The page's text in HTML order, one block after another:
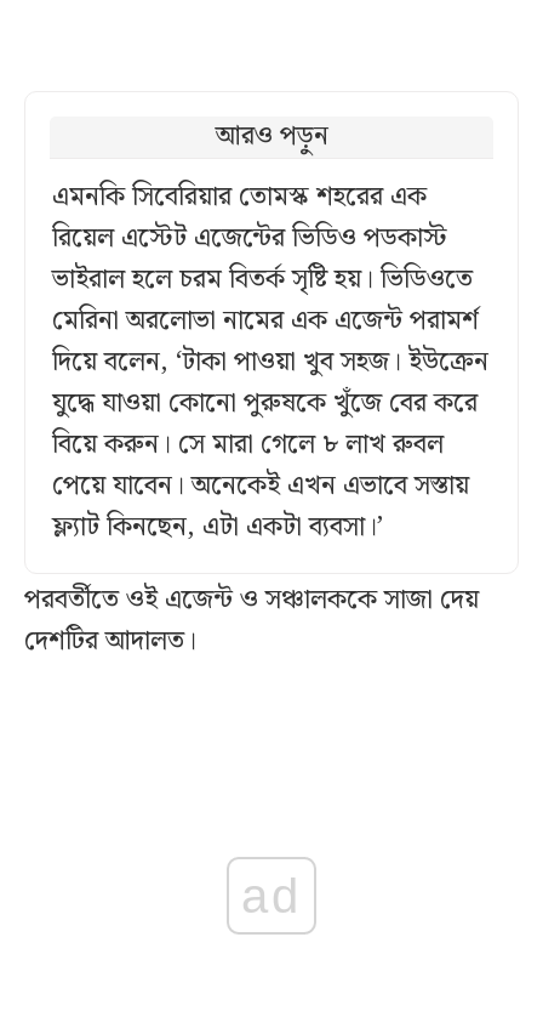
আরও পড়ুন
এমনকি সিবেরিয়ার তোমস্ক শহরের এক
রিয়েল এস্টেট এজেন্টের ভিডিও পডকাস্ট
ভাইরাল হলে চরম বিতর্ক সৃষ্টি হয়। ভিডিওতে
মেরিনা অরলোভা নামের এক এজেন্ট পরামর্শ
দিয়ে বলেন, ‘টাকা পাওয়া খুব সহজ। ইউক্রেন
যুদ্ধে যাওয়া কোনো পুরুষকে খুঁজে বের করে
বিয়ে করুন। সে মারা গেলে ৮ লাখ রুবল
পেয়ে যাবেন। অনেকেই এখন এভাবে সস্তায়
ফ্ল্যাট কিনছেন, এটা একটা ব্যবসা।’
পরবর্তীতে ওই এজেন্ট ও সঞ্চালককে সাজা দেয়
দেশটির আদালত।
ad